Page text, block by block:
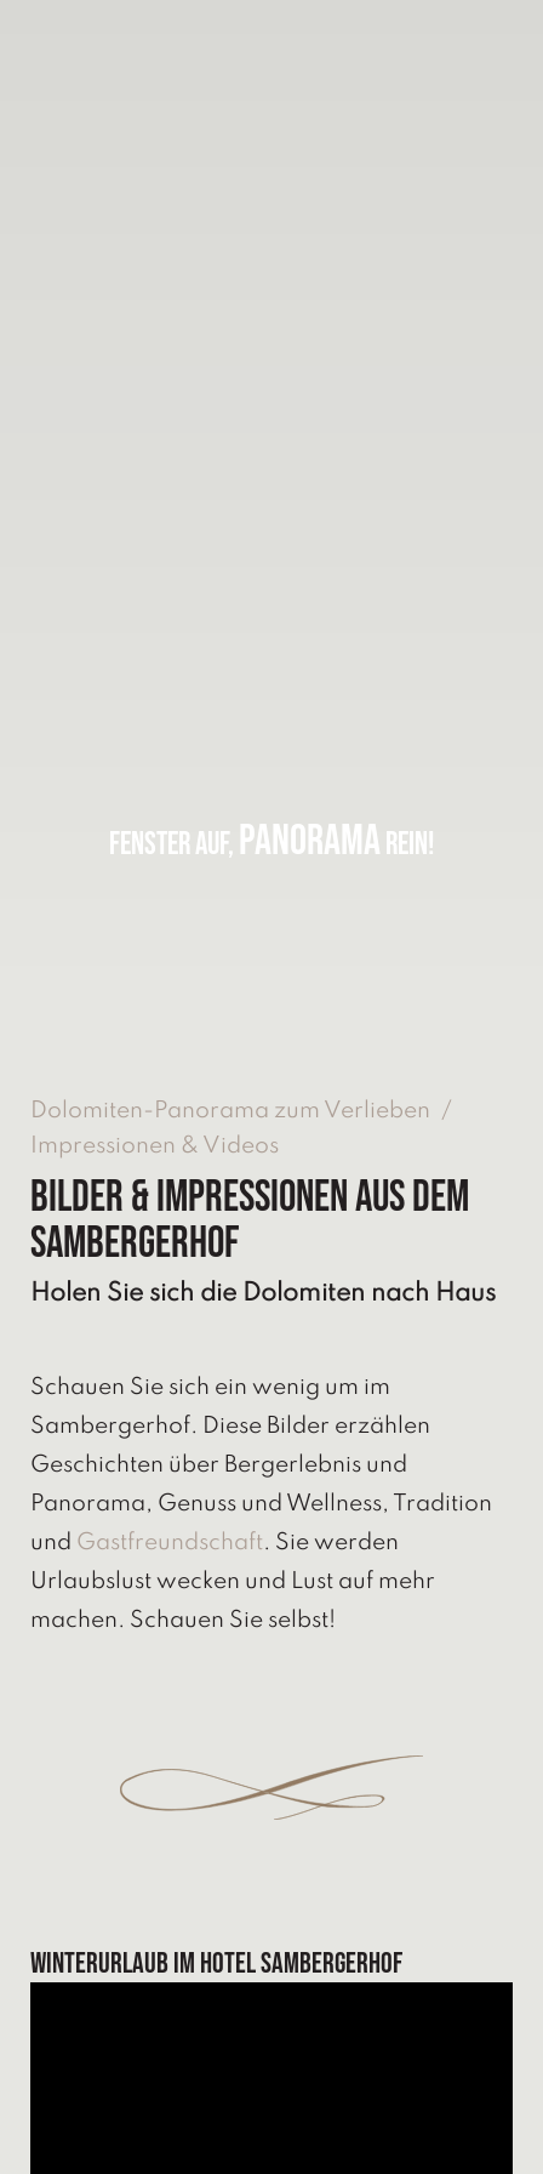
FENSTER AUF, PANORAMAREIN!
Dolomiten-Panorama zum Verlieben
/
Impressionen & Videos
Bilder & Impressionen aus dem
Sambergerhof
Holen Sie sich die Dolomiten nach Haus
Schauen Sie sich ein wenig um im
Sambergerhof. Diese Bilder erzählen
Geschichten über Bergerlebnis und
Panorama, Genuss und Wellness, Tradition
und Gastfreundschaft. Sie werden
Urlaubslust wecken und Lust auf mehr
machen. Schauen Sie selbst!
Winterurlaub im Hotel Sambergerhof